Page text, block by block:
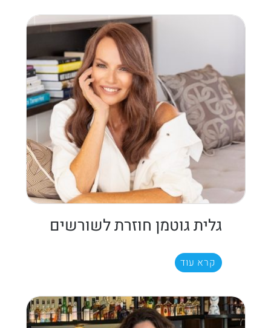
גלית גוטמן חוזרת לשורשים
קרא עוד